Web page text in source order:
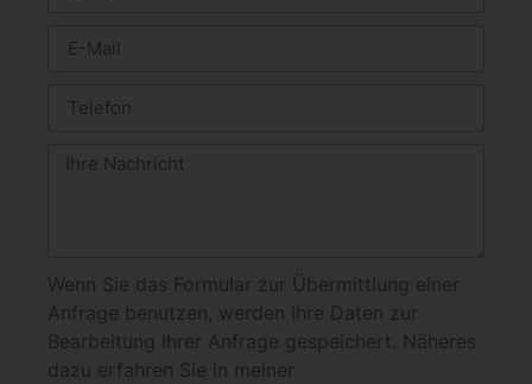
Wenn Sie das Formular zur Übermittlung einer
Anfrage benutzen, werden Ihre Daten zur
Bearbeitung Ihrer Anfrage gespeichert. Näheres
dazu erfahren Sie in meiner